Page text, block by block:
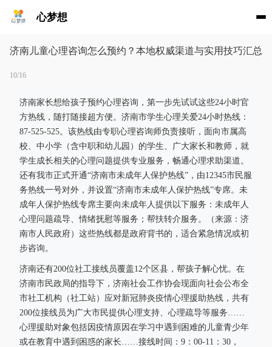
心梦想
济南儿童心理咨询怎么预约？本地权威渠道与实用技巧汇总
10/16
济南家长想给孩子预约心理咨询，第一步先试试这些24小时官
方热线，随打随接超方便。济南市学生心理关爱24小时热线：
87-525-525。该热线由专职心理咨询师负责接听，面向市属高
校、中小学（含中职和幼儿园）的学生、广大家长和教师，就
学生成长相关的心理问题提供专业服务，畅通心理求助渠道。
还有我市正式开通“济南市未成年人保护热线”，由12345市民服
务热线一号对外，并设置“济南市未成年人保护热线”专席。未
成年人保护热线专席主要向未成年人提供以下服务：未成年人
心理问题疏导、情绪抚慰等服务；帮扶转介服务。（来源：济
南市人民政府）这些热线都是政府背书的，适合紧急情况或初
步咨询。
济南还有200位社工接线员覆盖12个区县，帮孩子解心忧。在
济南市民政局的指导下，济南社会工作协会现面向社会公布全
市社工机构（社工站）应对新冠肺炎疫情心理援助热线，共有
200位接线员为广大市民提供心理支持、心理疏导等服务……
心理援助对象包括因疫情原因在学习中遇到困难的儿童青少年
或在教育中遇到困惑的家长……接线时间：9：00-11：30，